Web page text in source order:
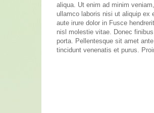
aliqua. Ut enim ad minim
ullamco laboris nisi ut aliquip ex
aute irure dolor in Fusce
nisl molestie vitae. Donec
porta. Pellentesque sit amet
tincidunt venenatis et purus.